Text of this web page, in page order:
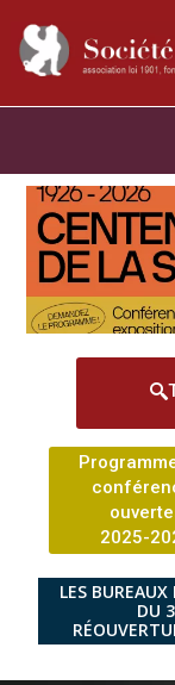
2025-
LES
DU